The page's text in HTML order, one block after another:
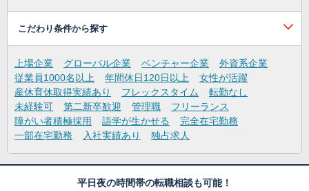
こだわり条件から探す
上場企業 グローバル企業 ベンチャー企業
外資系企業
従業員1000名以上
年間休日120日以上
女性が活躍
産休育休取得実績あり
フレックスタイム
転勤なし
未経験可
第二新卒歓迎 管理職
フリーランス
障がい者積極採用
語学が生かせる
完全在宅勤務
一部在宅勤務
入社実績あり 独占求人
平日夜の時間帯の転職相談も可能！